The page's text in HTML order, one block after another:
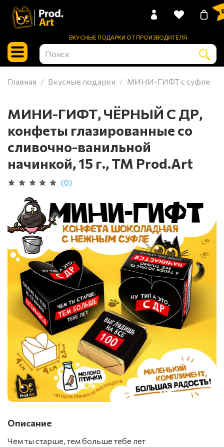
ВКУСНЫЕ ПОДАРКИ ОТ ПРОИЗВОДИТЕЛЯ
0
Главная Вкусные подарки МИНИ-ГИФТ с суфле
МИНИ-ГИФТ, ЧЁРНЫЙ С ДР,
конфеты глазированные со
сливочно-ванильной
начинкой, 15 г., ТМ Prod.Art
(0)
Описание
Чем ты старше, тем больше тебе лет